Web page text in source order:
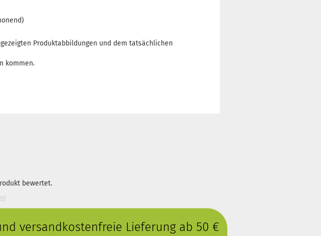
Produktabbildungen und dem tatsächlichen
kommen.
bewertet.
versandkostenfreie Lieferung ab 50 €